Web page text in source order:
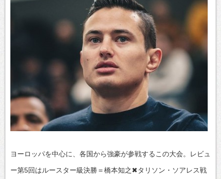
ヨーロッパを中心に、各国から強豪が参戦するこの大会。レビュ
ー第5回はルースター級決勝＝橋本知之✖タリソン・ソアレス戦